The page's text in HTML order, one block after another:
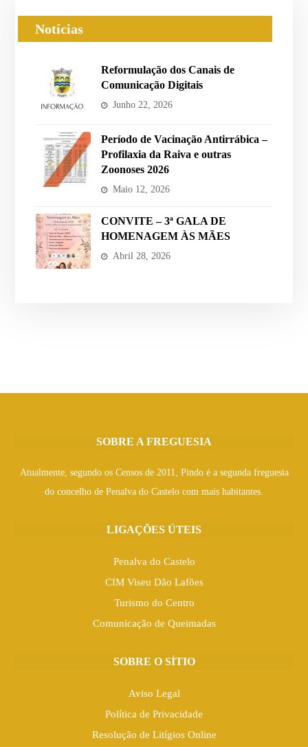
Notícias
Reformulação dos Canais de
Comunicação Digitais
Junho 22, 2026
Período de Vacinação Antirrábica –
Profilaxia da Raiva e outras
Zoonoses 2026
Maio 12, 2026
CONVITE – 3ª GALA DE
HOMENAGEM ÀS MÃES
Abril 28, 2026
SOBRE A FREGUESIA
Atualmente, segundo os Censos de 2011, Pindo é a segunda freguesia
do concelho de Penalva do Castelo com mais habitantes.
LIGAÇÕES ÚTEIS
Penalva do Castelo
CIM Viseu Dão Lafões
Turismo do Centro
Comunicação de Queimadas
SOBRE O SÍTIO
Aviso Legal
Política de Privacidade
Resolução de Litígios Online